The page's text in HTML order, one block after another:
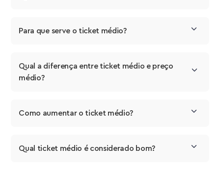
Para que serve o ticket médio?
Qual a diferença entre ticket médio e preço
médio?
Como aumentar o ticket médio?
Qual ticket médio é considerado bom?